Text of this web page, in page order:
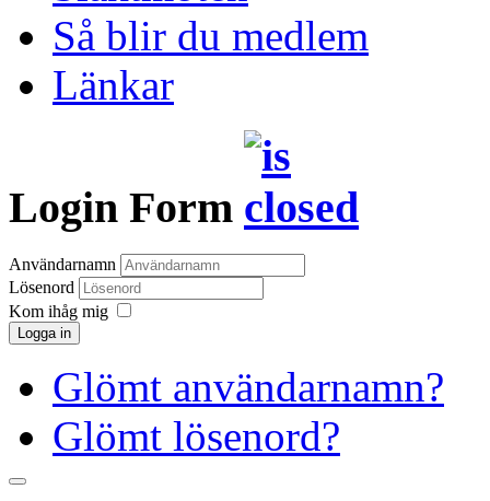
Så blir du medlem
Länkar
Login Form
Användarnamn
Lösenord
Kom ihåg mig
Logga in
Glömt användarnamn?
Glömt lösenord?